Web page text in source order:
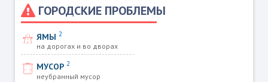
ГОРОДСКИЕ ПРОБЛЕМЫ
ЯМЫ2
на дорогах и во дворах
МУСОР2
неубранный мусор